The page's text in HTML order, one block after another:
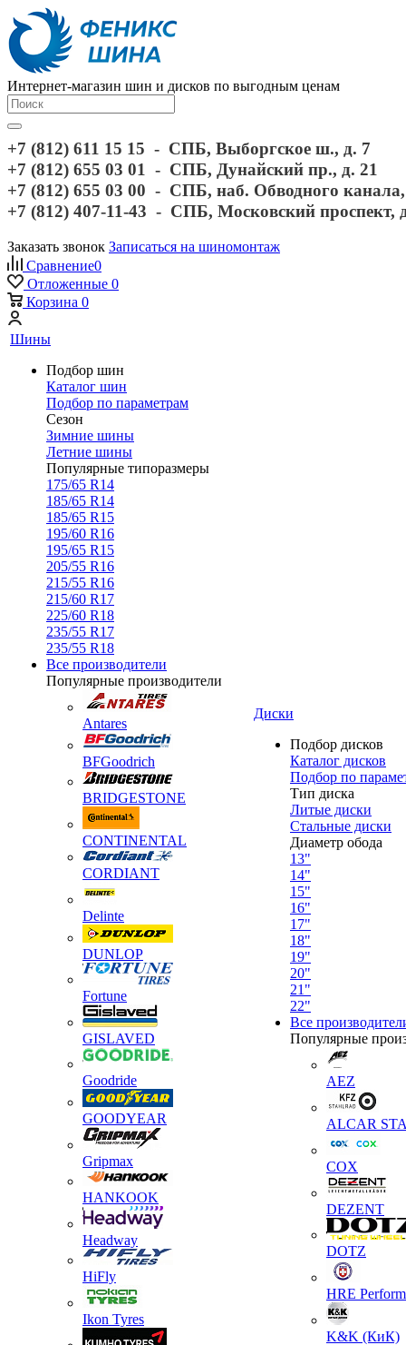
Интернет-магазин шин и дисков по выгодным ценам
+7 (812) 611 15 15 - СПБ, Выборгское ш., д. 7
+7 (812) 655 03 01 - СПБ, Дунайский пр., д. 21
+7 (812) 655 03 00 - СПБ, наб. Обводного
+7 (812) 407-11-43 - СПБ, Московский проспект,
Заказать звонок Записаться на шиномонтаж
Сравнение0
Отложенные 0
Корзина 0
Шины
Подбор шин
Каталог шин
Подбор по параметрам
Сезон
Зимние шины
Летние шины
Популярные типоразмеры
175/65 R14
185/65 R14
185/65 R15
195/60 R16
195/65 R15
205/55 R16
215/55 R16
215/60 R17
225/60 R18
235/55 R17
235/55 R18
Все производители
Популярные производители
Antares
BFGoodrich
BRIDGESTONE
CONTINENTAL
CORDIANT
Delinte
DUNLOP
Fortune
GISLAVED
Goodride
GOODYEAR
Gripmax
HANKOOK
Headway
HiFly
Ikon Tyres
Диски
Подбор дисков
Каталог дисков
Подбор по
Тип диска
Литые диски
Стальные диски
Диаметр обода
13"
14"
15"
16"
17"
18"
19"
20"
21"
22"
Все
Популярные
AEZ
ALCAR
COX
DEZENT
DOTZ
HRE
K&K (КиК)